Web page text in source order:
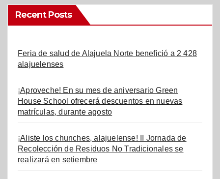
Recent Posts
Feria de salud de Alajuela Norte benefició a 2 428
alajuelenses
¡Aproveche! En su mes de aniversario Green
House School ofrecerá descuentos en nuevas
matrículas, durante agosto
¡Aliste los chunches, alajuelense! II Jornada de
Recolección de Residuos No Tradicionales se
realizará en setiembre